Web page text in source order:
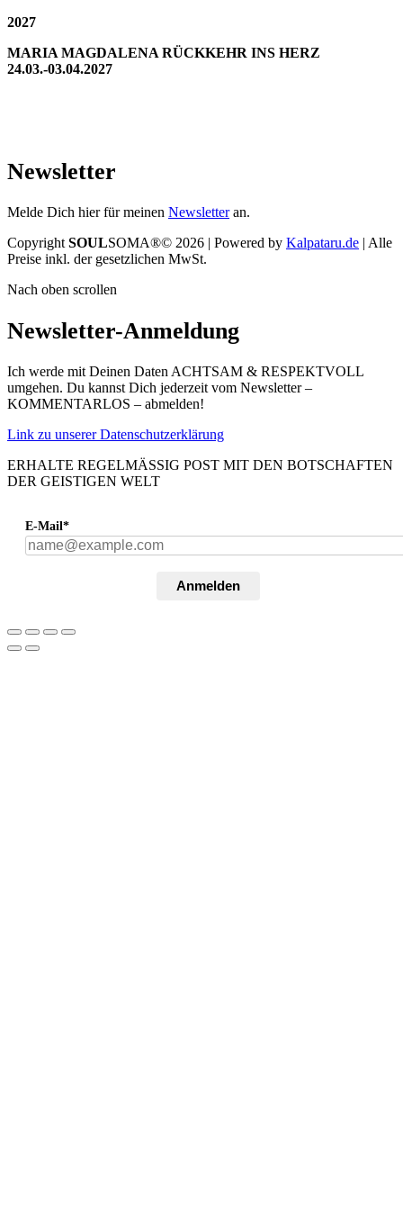
2027
MARIA MAGDALENA RÜCKKEHR INS HERZ
24.03.-03.04.2027
Newsletter
Melde Dich hier für meinen Newsletteran.
Copyright SOULSOMA®© 2026 | Powered by Kalpataru.de | Alle
Preise inkl. der gesetzlichen MwSt.
Nach oben scrollen
Newsletter-Anmeldung
Ich werde mit Deinen Daten ACHTSAM & RESPEKTVOLL
umgehen. Du kannst Dich jederzeit vom Newsletter –
KOMMENTARLOS – abmelden!
Link zu unserer Datenschutzerklärung
ERHALTE REGELMÄSSIG POST MIT DEN BOTSCHAFTEN
DER GEISTIGEN WELT
E-Mail*
Anmelden